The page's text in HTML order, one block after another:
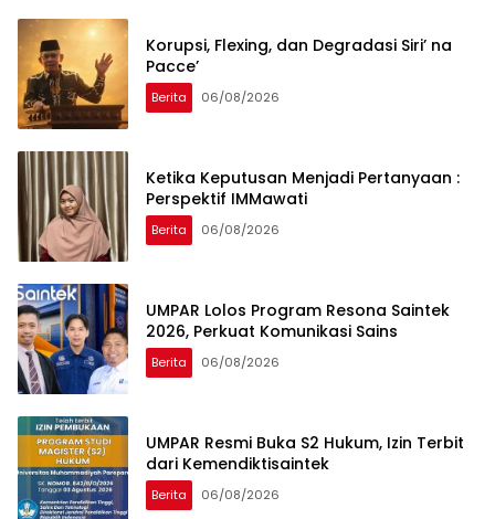
Korupsi, Flexing, dan Degradasi Siri’ na
Pacce’
Berita 06/08/2026
Ketika Keputusan Menjadi Pertanyaan :
Perspektif IMMawati
Berita 06/08/2026
UMPAR Lolos Program Resona Saintek
2026, Perkuat Komunikasi Sains
Berita 06/08/2026
UMPAR Resmi Buka S2 Hukum, Izin Terbit
dari Kemendiktisaintek
Berita 06/08/2026